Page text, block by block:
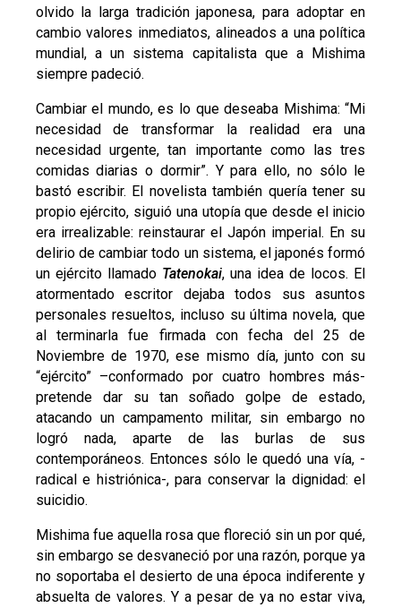
olvido la larga tradición japonesa, para adoptar en
cambio valores inmediatos, alineados a una política
mundial, a un sistema capitalista que a Mishima
siempre padeció.
Cambiar el mundo, es lo que deseaba Mishima: “Mi
necesidad de transformar la realidad era una
necesidad urgente, tan importante como las tres
comidas diarias o dormir”. Y para ello, no sólo le
bastó escribir. El novelista también quería tener su
propio ejército, siguió una utopía que desde el inicio
era irrealizable: reinstaurar el Japón imperial. En su
delirio de cambiar todo un sistema, el japonés formó
un ejército llamado Tatenokai, una idea de locos. El
atormentado escritor dejaba todos sus asuntos
personales resueltos, incluso su última novela, que
al terminarla fue firmada con fecha del 25 de
Noviembre de 1970, ese mismo día, junto con su
“ejército” –conformado por cuatro hombres más-
pretende dar su tan soñado golpe de estado,
atacando un campamento militar, sin embargo no
logró nada, aparte de las burlas de sus
contemporáneos. Entonces sólo le quedó una vía, -
radical e histriónica-, para conservar la dignidad: el
suicidio.
Mishima fue aquella rosa que floreció sin un por qué,
sin embargo se desvaneció por una razón, porque ya
no soportaba el desierto de una época indiferente y
absuelta de valores. Y a pesar de ya no estar viva,